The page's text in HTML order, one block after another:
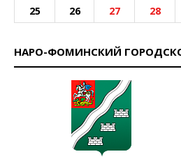
25
26 27 28
НАРО-ФОМИНСКИЙ